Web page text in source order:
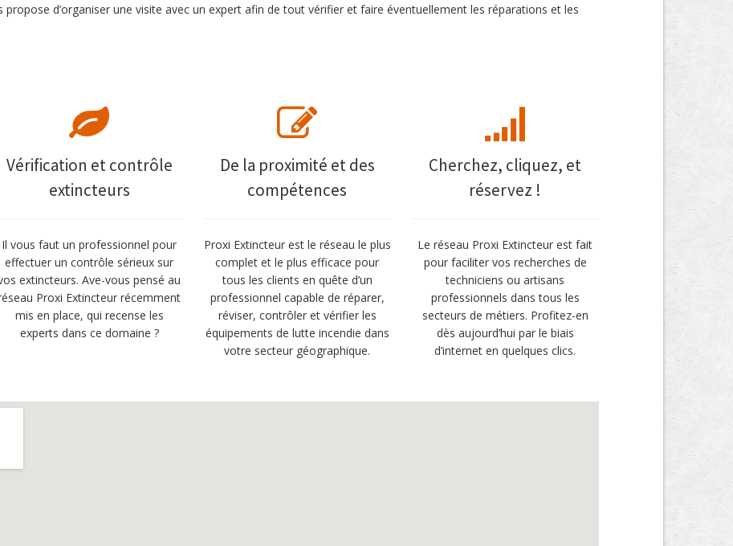
propose d’organiser une visite avec un expert afin de tout vérifier et faire éventuellement les réparations et les
Vérification et contrôle
extincteurs
Il vous faut un professionnel pour
effectuer un contrôle sérieux sur
extincteurs. Ave-vous pensé au
Proxi Extincteur récemment
mis en place, qui recense les
experts dans ce domaine ?
De la proximité et des
compétences
Proxi Extincteur est le réseau le plus
complet et le plus efficace pour
tous les clients en quête d’un
professionnel capable de réparer,
réviser, contrôler et vérifier les
équipements de lutte incendie dans
votre secteur géographique.
Cherchez, cliquez, et
réservez !
Le réseau Proxi Extincteur est fait
pour faciliter vos recherches de
techniciens ou artisans
professionnels dans tous les
secteurs de métiers. Profitez-en
dès aujourd’hui par le biais
d’internet en quelques clics.